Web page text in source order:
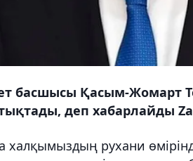
басшысы Қасым-Жомарт
деп хабарлайды
халқымыздың рухани